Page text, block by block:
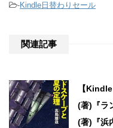
-Kindle日替わりセール
関連記事
【
(著)『ラ
(著)『浜